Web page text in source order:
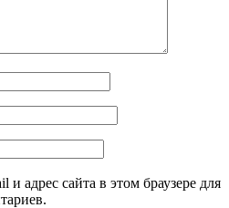
адрес сайта в этом браузере для